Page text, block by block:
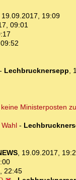
19.09.2017, 19:09
09:01
- Lechbrucknersepp,
Ministerposten
-
, 19.09.2017,
22:45